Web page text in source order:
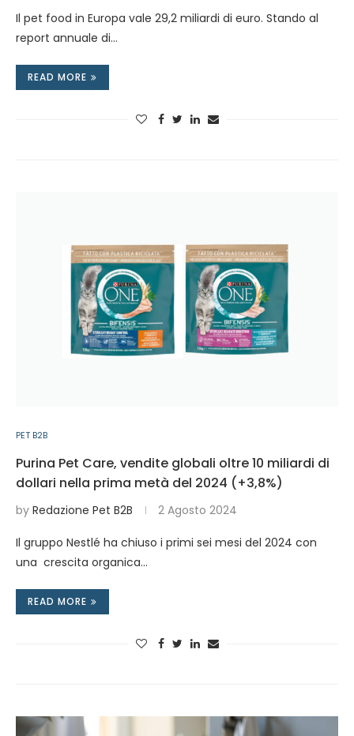
Il pet food in Europa vale 29,2 miliardi di euro. Stando al
report annuale di…
READ MORE
PET B2B
Purina Pet Care, vendite globali oltre 10 miliardi di
dollari nella prima metà del 2024 (+3,8%)
by Redazione Pet B2B 2 Agosto 2024
Il gruppo Nestlé ha chiuso i primi sei mesi del 2024 con
una crescita organica…
READ MORE